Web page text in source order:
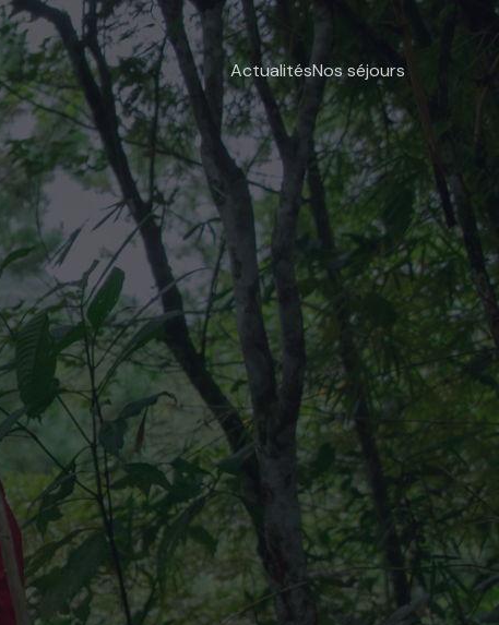
ActualitésNos séjours